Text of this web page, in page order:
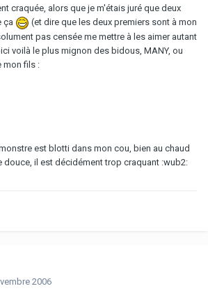
craquée, alors que je m'étais juré que deux
ça
(et dire que les deux premiers sont à mon
pas censée me mettre à les aimer autant
voilà le plus mignon des bidous, MANY, ou
mon fils :
est blotti dans mon cou, bien au chaud
douce, il est décidément trop craquant :wub2:
2006